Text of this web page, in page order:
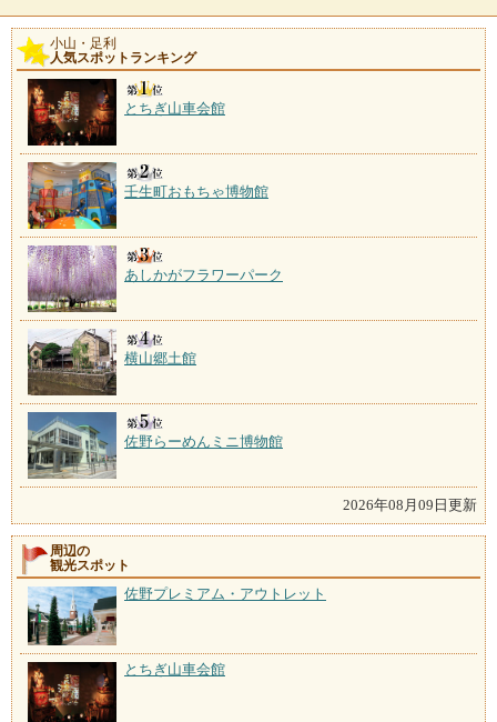
小山・足利
人気スポットランキング
とちぎ山車会館
壬生町おもちゃ博物館
あしかがフラワーパーク
横山郷土館
佐野らーめんミニ博物館
2026年08月09日更新
周辺の
観光スポット
佐野プレミアム・アウトレット
とちぎ山車会館